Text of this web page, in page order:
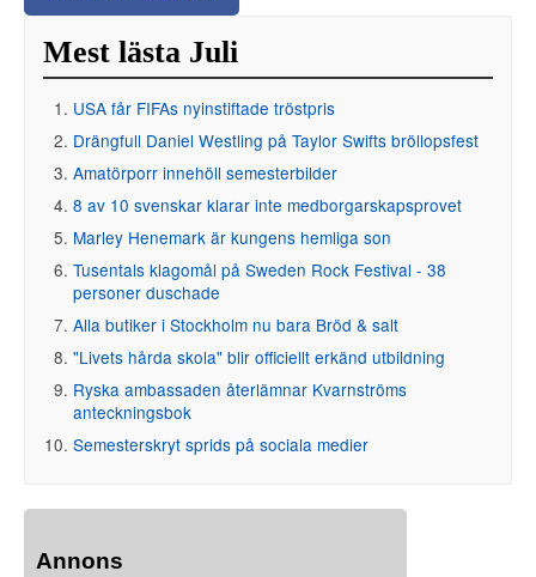
Mest lästa Juli
USA får FIFAs nyinstiftade tröstpris
Drängfull Daniel Westling på Taylor Swifts bröllopsfest
Amatörporr innehöll semesterbilder
8 av 10 svenskar klarar inte medborgarskapsprovet
Marley Henemark är kungens hemliga son
Tusentals klagomål på Sweden Rock Festival - 38
personer duschade
Alla butiker i Stockholm nu bara Bröd & salt
"Livets hårda skola" blir officiellt erkänd utbildning
Ryska ambassaden återlämnar Kvarnströms
anteckningsbok
Semesterskryt sprids på sociala medier
Annons